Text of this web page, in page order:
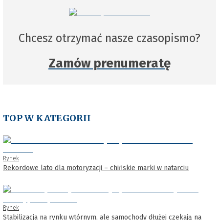
Chcesz otrzymać nasze czasopismo?
Zamów prenumeratę
TOP W KATEGORII
Rynek
Rekordowe lato dla motoryzacji – chińskie marki w natarciu
Rynek
Stabilizacja na rynku wtórnym, ale samochody dłużej czekają na